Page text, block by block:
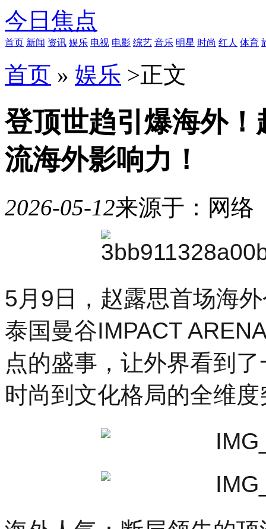
今日焦点
首页 新闻 资讯 娱乐 电视 电影 综艺 音乐 明星 时尚 红人 体育
首页 » 娱乐 >正文
登顶世趋引爆海外
流海外影响力！
2026-05-12来源于：网络
30
分，
「势
起
方
时
尚
杭
国
5月9日，赵露思首场海
泰国曼谷IMPACT
点的盛事，让外界看到
时尚到文化格局的全维度